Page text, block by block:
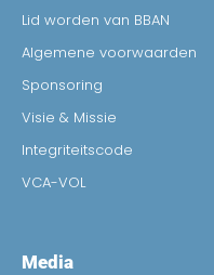
Lid worden van BBAN
Algemene voorwaarden
Sponsoring
Visie & Missie
Integriteitscode
VCA-VOL
Media